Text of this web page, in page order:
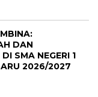
DAN
SMA NEGERI 1
2026/2027